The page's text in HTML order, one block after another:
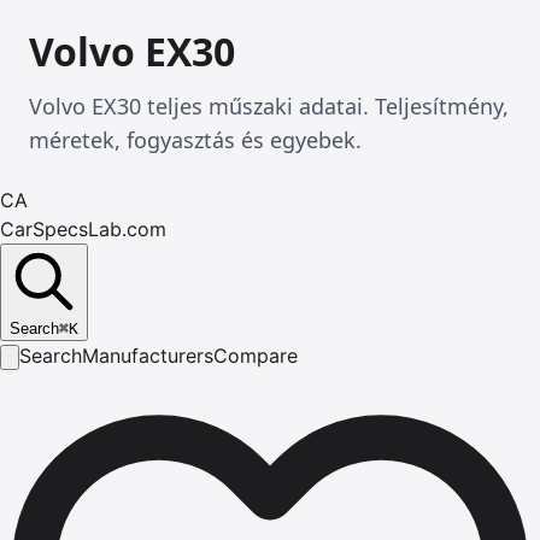
Volvo EX30
Volvo EX30 teljes műszaki adatai. Teljesítmény,
méretek, fogyasztás és egyebek.
CA
CarSpecsLab.com
Search⌘K
SearchManufacturersCompare